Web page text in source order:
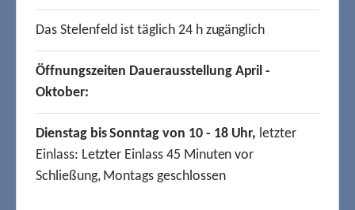
Das Stelenfeld ist täglich 24 h zugänglich
Öffnungszeiten Dauerausstellung April -
Oktober:
Dienstag bis Sonntag von 10 - 18 Uhr, letzter
Einlass: Letzter Einlass 45 Minuten vor
Schließung, Montags geschlossen